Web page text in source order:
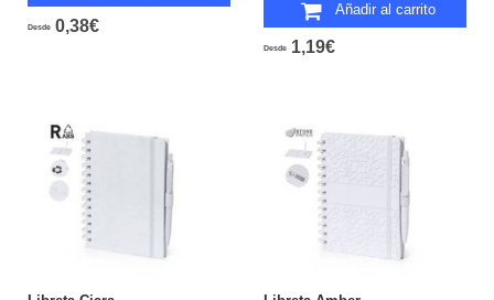
Desde 0,38€
Añadir al carrito
Desde 1,19€